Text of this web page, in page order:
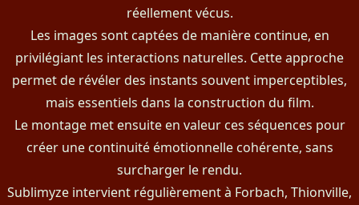
réellement vécus.
Les images sont captées de manière continue, en
privilégiant les interactions naturelles. Cette approche
permet de révéler des instants souvent imperceptibles,
mais essentiels dans la construction du film.
Le montage met ensuite en valeur ces séquences pour
créer une continuité émotionnelle cohérente, sans
surcharger le rendu.
Sublimyze intervient régulièrement à Forbach, Thionville,